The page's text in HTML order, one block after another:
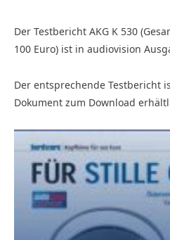
Der Testbericht AKG K 530
100 Euro) ist in audiovision
Der entsprechende Testbericht
Dokument zum Download